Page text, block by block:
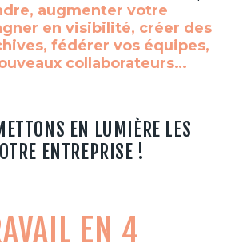
augmenter votre
en visibilité, créer des
fédérer vos équipes,
collaborateurs…
EN LUMIÈRE LES
ENTREPRISE !
EN 4